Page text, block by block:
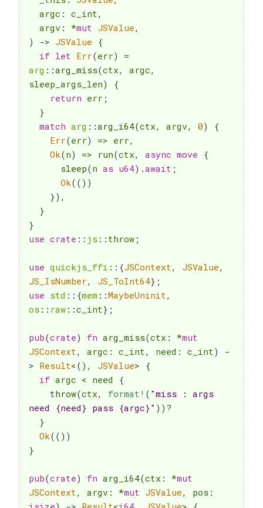
  argc
: c_int,
  argv
: *mut JSValue,
)
-> JSValue {
if let Err(err)
=
arg ::arg_miss(ctx, argc,
sleep_args_len)
{
return err ;
}
match arg ::arg_i64(ctx, argv, 0)
{
Err(err) => err,
Ok(n) => run(ctx, async move {
sleep(n as u64) .await ;
Ok( ( ) )
}) ,
}
}
use crate :: js :: throw ;
use quickjs_ffi :: {JSContext, JSValue,
JS_IsNumber, JS_ToInt64} ;
use std :: {mem ::MaybeUninit,
os :: raw ::c_int} ;
pub(crate) fn arg_miss(ctx : *mut
JSContext, argc : c_int, need : c_int)
-
> Result< ( ) , JSValue> {
if argc < need {
throw(ctx, format! ( "miss : args
need {need} pass {argc}" ) ) ?
}
Ok( ( ) )
}
pub(crate) fn arg_i64(ctx : *mut
JSContext, argv : *mut JSValue, pos :